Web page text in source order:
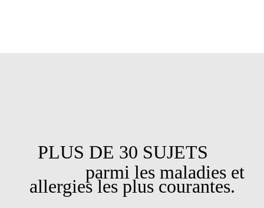
PLUS DE 30 SUJETS
parmi les maladies et
allergies les plus courantes.